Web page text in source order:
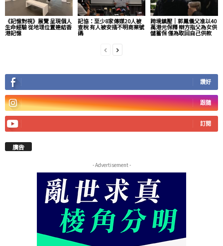
《記憶對視》展覽 呈現個人
生命經驗 從地理位置連結香
港記憶
記協：至少8家傳媒20人被
查稅 有人被安插不明商業號
碼
跨境鎮壓｜郭鳳儀父准以40
萬港元保釋 辯方指父為女供
儲蓄保 僅為取回自己供款
讚好
跟隨
訂閱
廣告
- Advertisement -